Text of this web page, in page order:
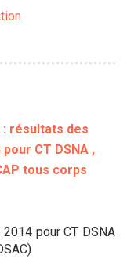
: résultats des
CT DSNA ,
tous corps
pour CT DSNA